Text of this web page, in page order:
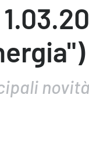
novità